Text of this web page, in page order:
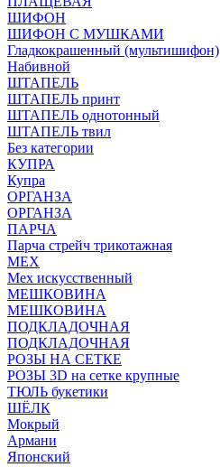
ШИФОН
ШИФОН С МУШКАМИ
Гладкокрашенный (мультишифон)
Набивной
ШТАПЕЛЬ
ШТАПЕЛЬ принт
ШТАПЕЛЬ однотонный
ШТАПЕЛЬ твил
Без категории
КУПРА
Купра
ОРГАНЗА
ОРГАНЗА
ПАРЧА
Парча стрейч трикотажная
МЕХ
Мех искусственный
МЕШКОВИНА
МЕШКОВИНА
ПОДКЛАДОЧНАЯ
ПОДКЛАДОЧНАЯ
РОЗЫ НА СЕТКЕ
РОЗЫ 3D на сетке крупные
ТЮЛЬ букетики
ШЁЛК
Мокрый
Армани
Японский